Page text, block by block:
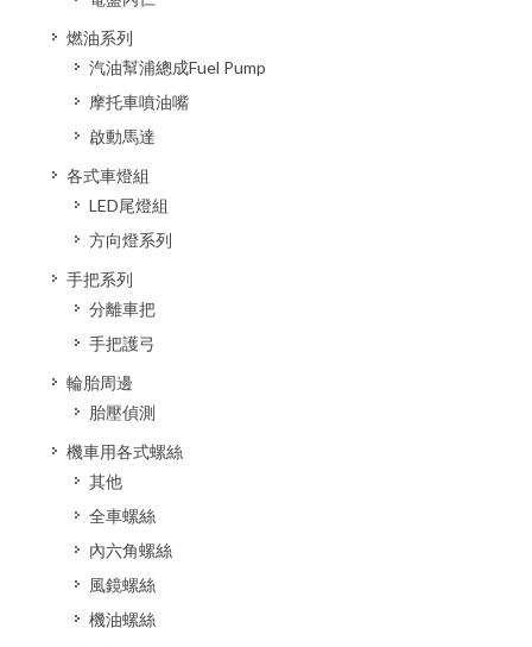
燃油系列
汽油幫浦總成Fuel Pump
摩托車噴油嘴
啟動馬達
各式車燈組
LED尾燈組
方向燈系列
手把系列
分離車把
手把護弓
輪胎周邊
胎壓偵測
機車用各式螺絲
其他
全車螺絲
內六角螺絲
風鏡螺絲
機油螺絲